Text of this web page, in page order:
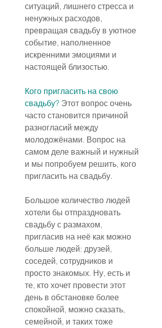
ситуаций, лишнего стресса и
ненужных расходов,
превращая свадьбу в уютное
событие, наполненное
искренними эмоциями и
настоящей близостью.
Кого пригласить на свою
свадьбу? Этот вопрос очень
часто становится причиной
разногласий между
молодожёнами. Вопрос на
самом деле важный и нужный
и мы попробуем решить, кого
пригласить на свадьбу.
Большое количество людей
хотели бы отпраздновать
свадьбу с размахом,
пригласив на неё как можно
больше людей: друзей,
соседей, сотрудников и
просто знакомых. Ну, есть и
те, кто хочет провести этот
день в обстановке более
спокойной, можно сказать,
семейной, и таких тоже